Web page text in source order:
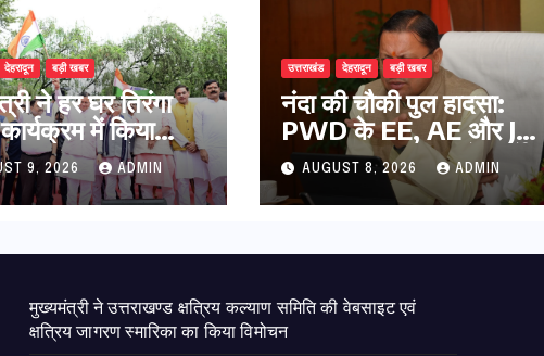
देहरादून बड़ी खबर
ने हर घर तिरंगा
में किया
ने
से स्वतंत्रता
अपने घरों में तिरंगा
9, 2026 ADMIN
उत्तराखंड देहरादून बड़ी खबर
नंदा की चौकी पुल हादसा:
PWD के EE, AE और JE
निलंबित, सीएम धामी के निर्देश
पर सख्त कार्रवाई
AUGUST 8, 2026 ADMIN
मुख्यमंत्री ने उत्तराखण्ड क्षत्रिय कल्याण समिति की वेबसाइट एवं
क्षत्रिय जागरण स्मारिका का किया विमोचन